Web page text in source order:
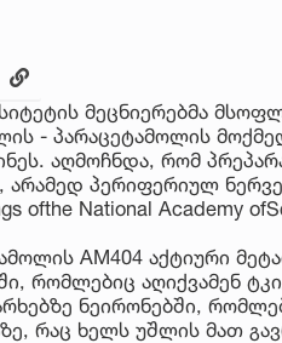
მეცნიერებმა
- პარაცეტამოლის
აღმოჩნდა, რომ
არამედ პერიფერიულ
ofthe National Academy
AM404 აქტიური
რომლებიც აღიქვამენ
ნეირონებში,
რაც ხელს უშლის მათ